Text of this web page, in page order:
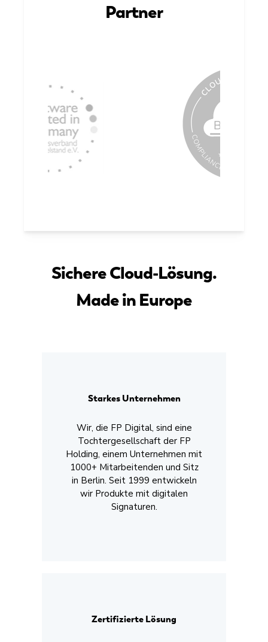
Partner
Sichere Cloud-Lösung.
Made in Europe
Starkes Unternehmen
Wir, die FP Digital, sind eine
Tochtergesellschaft der FP
Holding, einem Unternehmen mit
1000+ Mitarbeitenden und Sitz
in Berlin. Seit 1999 entwickeln
wir Produkte mit digitalen
Signaturen.
Zertifizierte Lösung